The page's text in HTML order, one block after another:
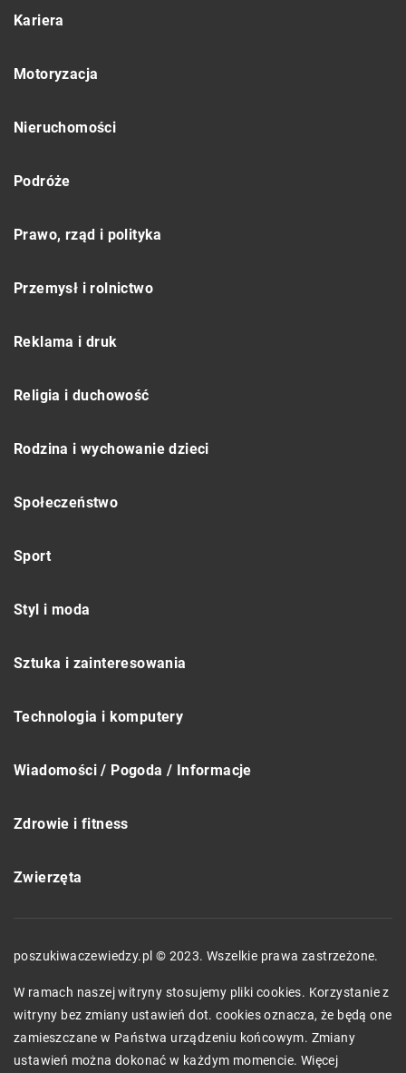
Kariera
Motoryzacja
Nieruchomości
Podróże
Prawo, rząd i polityka
Przemysł i rolnictwo
Reklama i druk
Religia i duchowość
Rodzina i wychowanie dzieci
Społeczeństwo
Sport
Styl i moda
Sztuka i zainteresowania
Technologia i komputery
Wiadomości / Pogoda / Informacje
Zdrowie i fitness
Zwierzęta
poszukiwaczewiedzy.pl © 2023. Wszelkie prawa zastrzeżone.
W ramach naszej witryny stosujemy pliki cookies. Korzystanie z
witryny bez zmiany ustawień dot. cookies oznacza, że będą one
zamieszczane w Państwa urządzeniu końcowym. Zmiany
ustawień można dokonać w każdym momencie. Więcej